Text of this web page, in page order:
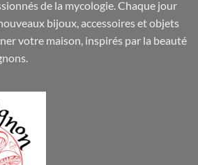
de la mycologie. Chaque jour
bijoux,accessoireset objets
votre maison, inspirés par la beauté